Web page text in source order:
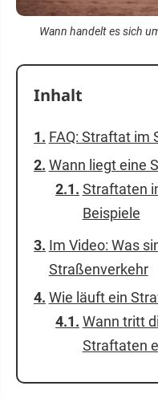
Wann handelt es sich
Inhalt
FAQ: Straftat im
Wann liegt eine
Straftaten
Beispiele
Im Video: Was
Straßenverkehr
Wie läuft ein
Wann tritt
Straftaten